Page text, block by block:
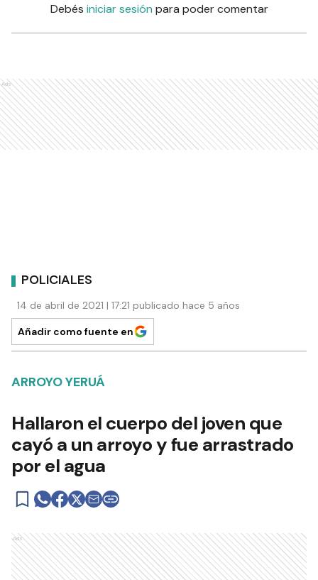
Debés iniciar sesión para poder comentar
Ads
POLICIALES
14 de abril de 2021 | 17:21 publicado hace 5 años
Añadir como fuente en
ARROYO YERUÁ
Hallaron el cuerpo del joven que
cayó a un arroyo y fue arrastrado
por el agua
Ads